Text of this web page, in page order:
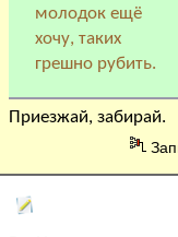
молодок ещё
хочу, таких
грешно рубить.
Приезжай, забирай.